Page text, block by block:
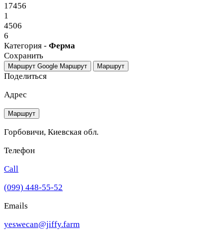
17456
1
4506
6
Категория - Ферма
Сохранить
Маршрут Google Маршрут Маршрут
Поделиться
Адрес
Маршрут
Горбовичи, Киевская обл.
Телефон
Call
(099) 448-55-52
Emails
yeswecan@jiffy.farm